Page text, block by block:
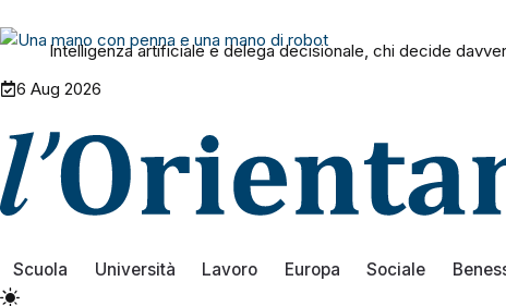
Intelligenza artificiale e delega decisionale, chi decide
6 Aug 2026
Scuola Università Lavoro Europa Sociale